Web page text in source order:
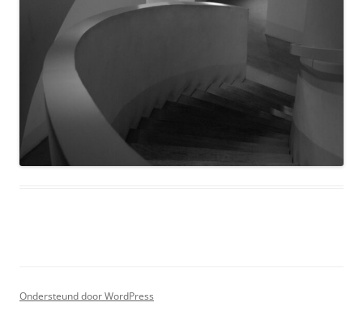
Ondersteund door WordPress